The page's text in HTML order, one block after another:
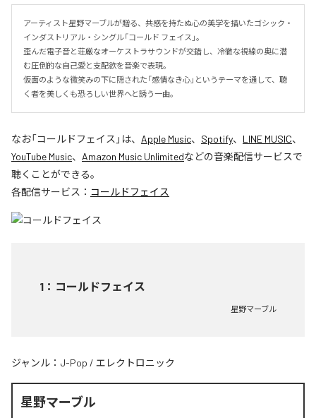
アーティスト星野マーブルが贈る、共感を持たぬ心の美学を描いたゴシック・
インダストリアル・シングル「コールド フェイス」。
歪んだ電子音と荘厳なオーケストラサウンドが交錯し、冷徹な視線の奥に潜
む圧倒的な自己愛と支配欲を音楽で表現。
仮面のような微笑みの下に隠された「感情なき心」というテーマを通して、聴
く者を美しくも恐ろしい世界へと誘う一曲。
なお「コールドフェイス 」は、 Apple Music、 Spotify、 LINE MUSIC、
YouTube Music、 Amazon Music Unlimitedなどの音楽配信サービスで
聴くことができる。
各配信サービス： コールドフェイス
1 ： コールドフェイス
星野マーブル
ジャンル： J-Pop / エレクトロニック
星野マーブル